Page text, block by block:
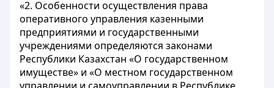
«2. Особенности осуществления права
оперативного управления казенными
предприятиями и государственными
учреждениями определяются законами
Республики Казахстан «О государственном
имуществе» и «О местном государственном